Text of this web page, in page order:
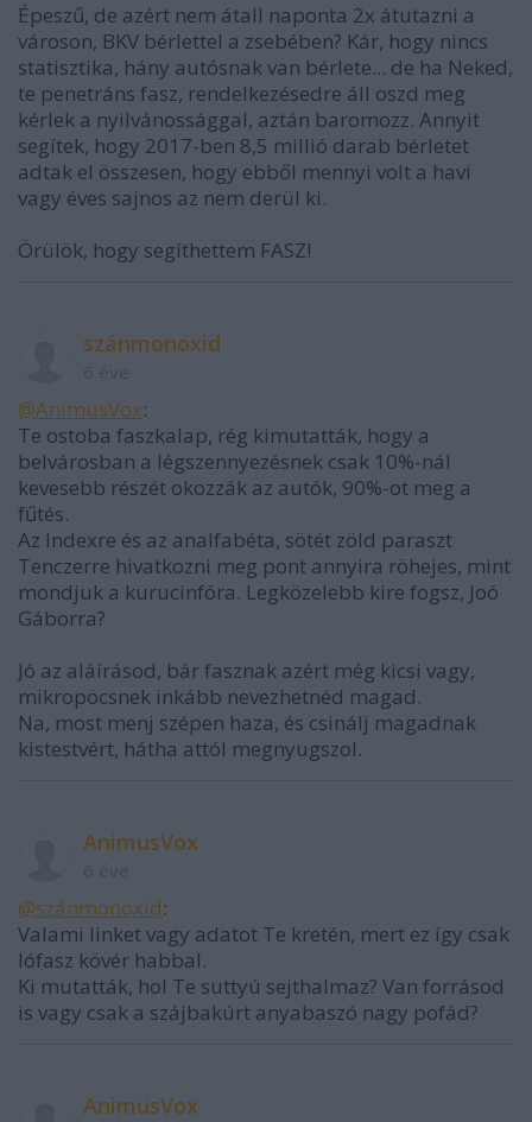
Épeszű, de azért nem átall naponta 2x átutazni a
városon, BKV bérlettel a zsebében? Kár, hogy nincs
statisztika, hány autósnak van bérlete... de ha Neked,
te penetráns fasz, rendelkezésedre áll oszd meg
kérlek a nyilvánossággal, aztán baromozz. Annyit
segítek, hogy 2017-ben 8,5 millió darab bérletet
adtak el összesen, hogy ebből mennyi volt a havi
vagy éves sajnos az nem derül ki.
Örülök, hogy segíthettem FASZ!
szánmonoxid
@AnimusVox:
Te ostoba faszkalap, rég kimutatták, hogy a
belvárosban a légszennyezésnek csak 10%-nál
kevesebb részét okozzák az autók, 90%-ot meg a
fűtés.
Az Indexre és az analfabéta, sötét zöld paraszt
Tenczerre hivatkozni meg pont annyira röhejes, mint
mondjuk a kurucinfóra. Legközelebb kire fogsz, Joó
Gáborra?
Jó az aláírásod, bár fasznak azért még kicsi vagy,
mikropöcsnek inkább nevezhetnéd magad.
Na, most menj szépen haza, és csinálj magadnak
kistestvért, hátha attól megnyugszol.
AnimusVox
@szánmonoxid:
Valami linket vagy adatot Te kretén, mert ez így csak
lófasz kövér habbal.
Ki mutatták, hol Te suttyú sejthalmaz? Van forrásod
is vagy csak a szájbakúrt anyabaszó nagy pofád?
AnimusVox